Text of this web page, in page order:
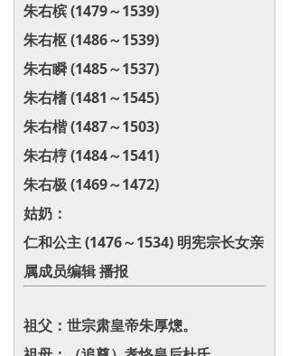
朱右槟 (1479～1539)
朱右枢 (1486～1539)
朱右瞬 (1485～1537)
朱右榰 (1481～1545)
朱右楷 (1487～1503)
朱右梈 (1484～1541)
朱右极 (1469～1472)
姑奶：
仁和公主 (1476～1534) 明宪宗长女亲
属成员编辑 播报
祖父：世宗肃皇帝朱厚熜。